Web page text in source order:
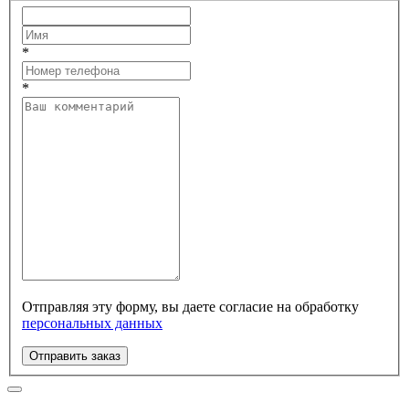
*
*
Отправляя эту форму, вы даете согласие на обработку
персональных данных
Отправить заказ